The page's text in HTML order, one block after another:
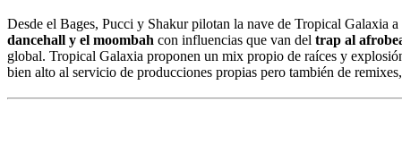
Desde el Bages, Pucci y Shakur pilotan la nave de Tropical Galaxia
dancehall y el moombah con influencias que van del trap al
global. Tropical Galaxia proponen un mix propio de raíces y
bien alto al servicio de producciones propias pero también de